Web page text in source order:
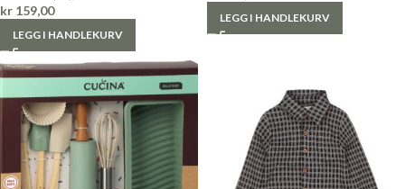
kr 159,00
LEGG I HANDLEKURV
LEGG I HANDLEKURV